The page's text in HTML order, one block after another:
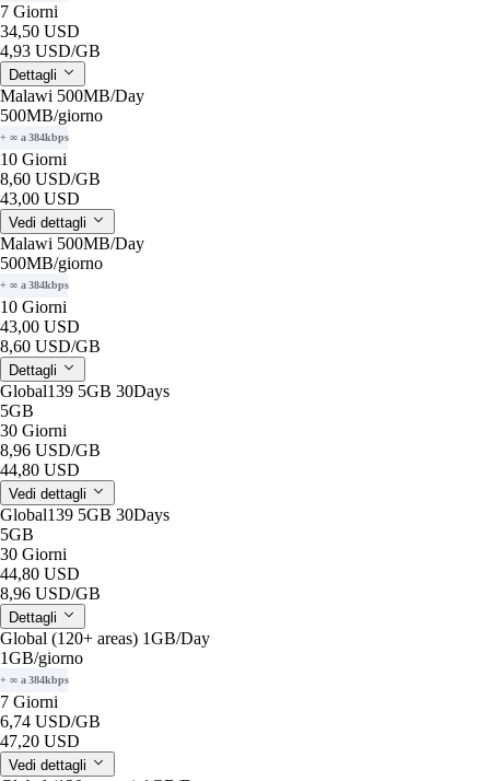
7 Giorni
34,50 USD
4,93 USD/GB
Dettagli
Malawi 500MB/Day
500MB/giorno
+ ∞ a 384kbps
10 Giorni
8,60 USD/GB
43,00 USD
Vedi dettagli
Malawi 500MB/Day
500MB/giorno
+ ∞ a 384kbps
10 Giorni
43,00 USD
8,60 USD/GB
Dettagli
Global139 5GB 30Days
5GB
30 Giorni
8,96 USD/GB
44,80 USD
Vedi dettagli
Global139 5GB 30Days
5GB
30 Giorni
44,80 USD
8,96 USD/GB
Dettagli
Global (120+ areas) 1GB/Day
1GB/giorno
+ ∞ a 384kbps
7 Giorni
6,74 USD/GB
47,20 USD
Vedi dettagli